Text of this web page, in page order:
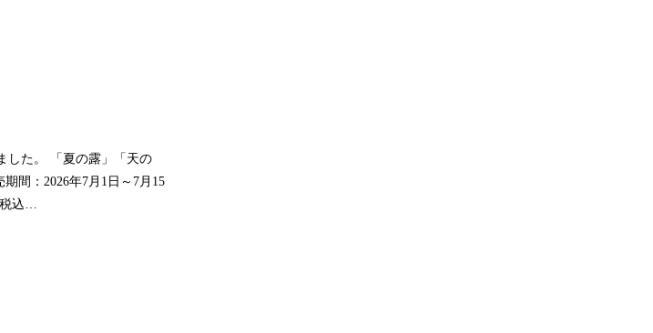
した。 「夏の露」「天の
間：2026年7月1日～7月15
込…